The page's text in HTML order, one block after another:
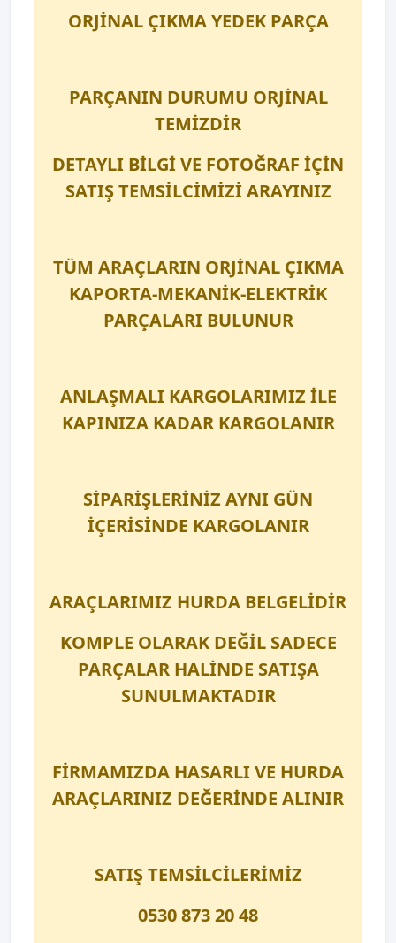
ORJİNAL ÇIKMA YEDEK PARÇA
PARÇANIN DURUMU ORJİNAL
TEMİZDİR
DETAYLI BİLGİ VE FOTOĞRAF İÇİN
SATIŞ TEMSİLCİMİZİ ARAYINIZ
TÜM ARAÇLARIN ORJİNAL ÇIKMA
KAPORTA-MEKANİK-ELEKTRİK
PARÇALARI BULUNUR
ANLAŞMALI KARGOLARIMIZ İLE
KAPINIZA KADAR KARGOLANIR
SİPARİŞLERİNİZ AYNI GÜN
İÇERİSİNDE KARGOLANIR
ARAÇLARIMIZ HURDA BELGELİDİR
KOMPLE OLARAK DEĞİL SADECE
PARÇALAR HALİNDE SATIŞA
SUNULMAKTADIR
FİRMAMIZDA HASARLI VE HURDA
ARAÇLARINIZ DEĞERİNDE ALINIR
SATIŞ TEMSİLCİLERİMİZ
0530 873 20 48